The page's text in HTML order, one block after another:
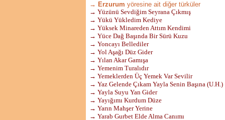
→ Erzurum yöresine ait diğer türküler
→ Yüzünü Sevdiğim Seyrana Çıkmış
→ Yükü Yükledim Kediye
→ Yüksek Minareden Attım Kendimi
→ Yüce Dağ Başında Bir Sürü Kuzu
→ Yoncayı Bellediler
→ Yol Aşağı Düz Gider
→ Yılan Akar Gamışa
→ Yemenim Turalıdır
→ Yemeklerden Üç Yemek Var Sevilir
→ Yaz Gelende Çıkam Yayla Senin Başına (U.H.)
→ Yayla Suyu Yan Gider
→ Yayığımı Kurdum Düze
→ Yarın Mahşer Yerine
→ Yarab Gurbet Elde Alma Canımı